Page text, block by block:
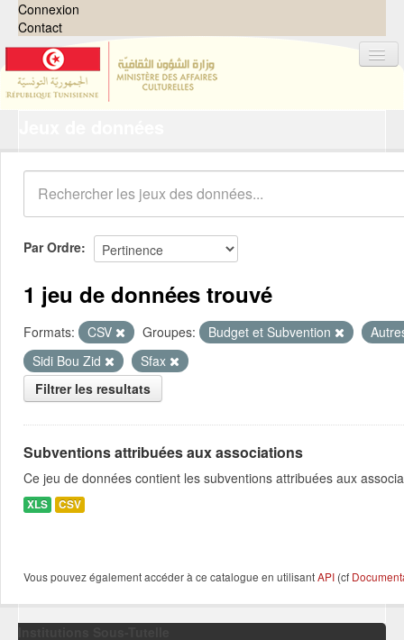
Connexion
Contact
Organisations
Groupes
Demandes 0
À propos
Par Ordre
1 jeu de données trouvé
Formats: CSV Groupes: Budget et Subvention
Sidi Bou Zid
Sfax
Filtrer les resultats
Subventions attribuées aux associations
Ce jeu de données contient les subventions attribuées aux
XLS CSV
Vous pouvez également accéder à ce catalogue en utilisantAPI (cf